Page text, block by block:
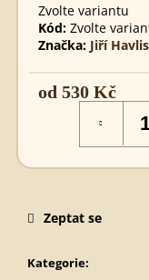
Zvolte variantu
Kód: Zvolte
Značka: Jiří Havlis
od 530 Kč
Kategorie:
Zeptat se